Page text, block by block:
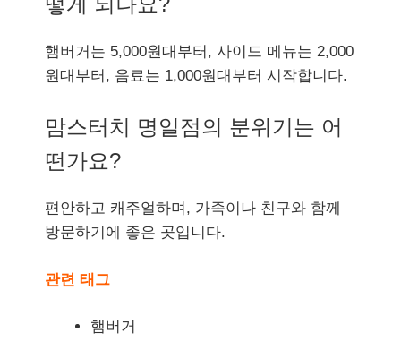
햄버거는 5,000원대부터, 사이드 메뉴는 2,000
원대부터, 음료는 1,000원대부터 시작합니다.
맘스터치 명일점의 분위기는 어
떤가요?
편안하고 캐주얼하며, 가족이나 친구와 함께
방문하기에 좋은 곳입니다.
관련 태그
햄버거